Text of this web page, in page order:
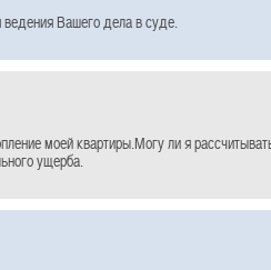
Вашего дела в суде.
моей квартиры.Могу ли я
ущерба.